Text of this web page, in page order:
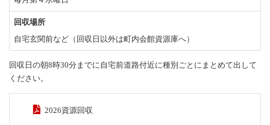
回収場所
自宅玄関前など（回収日以外は町内会館資源庫へ）
回収日の朝8時30分までに自宅前道路付近に種別ごとにまとめて出して
ください。
2026資源回収